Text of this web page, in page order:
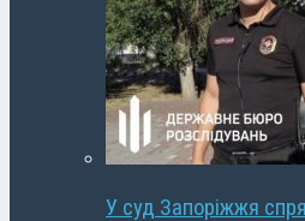
У суд Запоріжжя